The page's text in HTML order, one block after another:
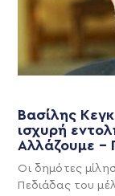
Βασίλης
ισχυρή
Αλλάζουμε –
Οι δημότες
Πεδιάδας του